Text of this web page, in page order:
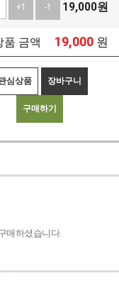
+1 -1 19,000원
품 금액 19,000 원
심상품 장바구니
구매하기
매하셨습니다.